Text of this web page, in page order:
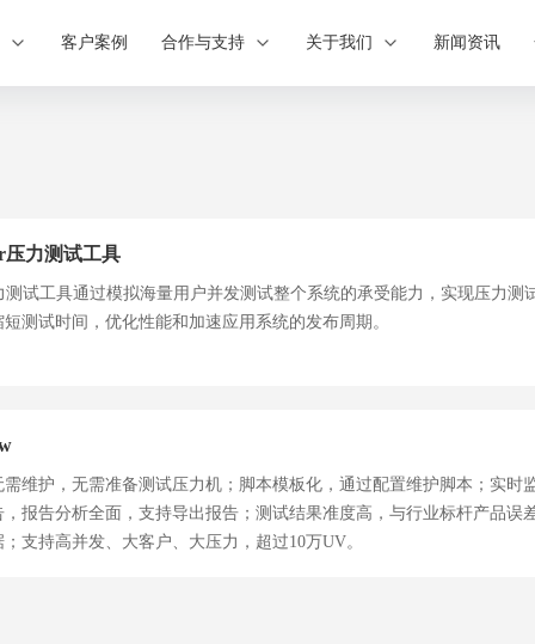
客户案例 合作与支持 关于我们 新闻资讯
压力测试工具
测试工具通过模拟海量用户并发测试整个系统的承受能力，实现压力
测试时间，优化性能和加速应用系统的发布周期。
维护，无需准备测试压力机；脚本模板化，通过配置维护脚本；实时
报告分析全面，支持导出报告；测试结果准度高，与行业标杆产品误
支持高并发、大客户、大压力，超过10万UV。